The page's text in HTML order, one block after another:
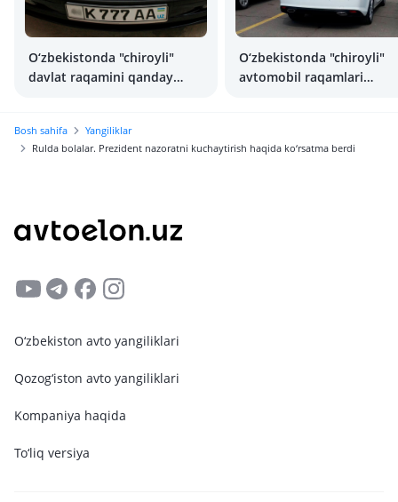
O‘zbekistonda "chiroyli"
davlat raqamini qanday
O‘zbekistonda "chiroyli"
avtomobil raqamlari
Bosh sahifa
Yangiliklar
Rulda bolalar. Prezident nazoratni kuchaytirish haqida ko‘rsatma berdi
O‘zbekiston avto yangiliklari
Qozog‘iston avto yangiliklari
Kompaniya haqida
To‘liq versiya